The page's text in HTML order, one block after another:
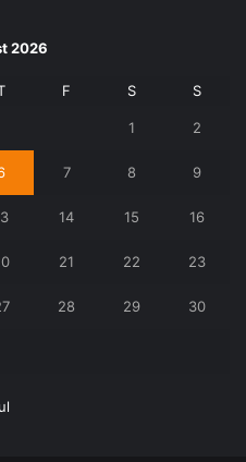
2026
F S S
1 2
7 8 9
14 15 16
21 22 23
28 29 30